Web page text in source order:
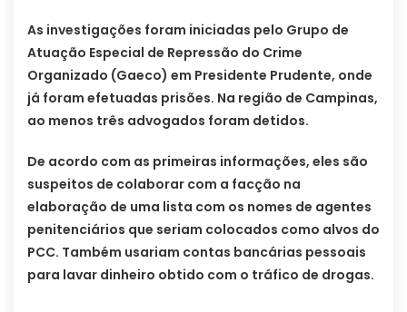
As investigações foram iniciadas pelo Grupo de
Atuação Especial de Repressão do Crime
Organizado (Gaeco) em Presidente Prudente, onde
já foram efetuadas prisões. Na região de Campinas,
ao menos três advogados foram detidos.
De acordo com as primeiras informações, eles são
suspeitos de colaborar com a facção na
elaboração de uma lista com os nomes de agentes
penitenciários que seriam colocados como alvos do
PCC. Também usariam contas bancárias pessoais
para lavar dinheiro obtido com o tráfico de drogas.